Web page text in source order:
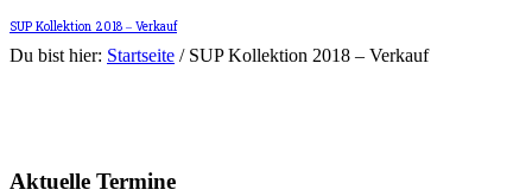
SUP Kollektion 2018 – Verkauf
Du bist hier: Startseite / SUP Kollektion 2018 – Verkauf
Aktuelle Termine